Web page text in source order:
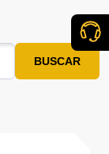
BUSCAR